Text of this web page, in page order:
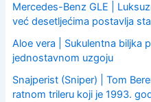
Mercedes-Benz GLE |
već desetljećima postavlja
Aloe vera | Sukulentna biljka
jednostavnom uzgoju
Snajperist (Sniper) | Tom
ratnom trileru koji je 1993.